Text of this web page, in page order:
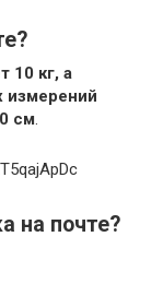
10 кг, а
измерений
см
на почте?